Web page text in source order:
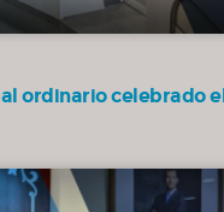
en el primer trimestre del
de Estabilidad Presupuestaria
2025.
ordinario celebrado